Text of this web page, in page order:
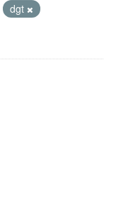
dgt